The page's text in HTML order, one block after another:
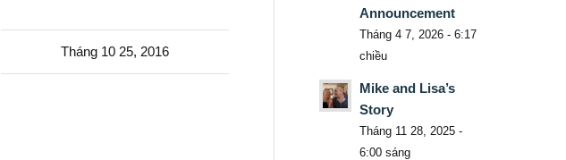
Tháng 10 25, 2016
Announcement
Tháng 4 7, 2026 - 6:17
chiều
Mike and Lisa’s
Story
Tháng 11 28, 2025 -
6:00 sáng